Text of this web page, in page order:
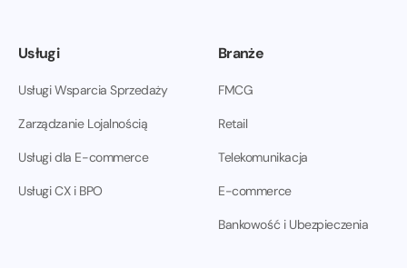
Usługi
Usługi Wsparcia Sprzedaży
Zarządzanie Lojalnością
Usługi dla E-commerce
Usługi CX i BPO
Branże
FMCG
Retail
Telekomunikacja
E-commerce
Bankowość i Ubezpieczenia